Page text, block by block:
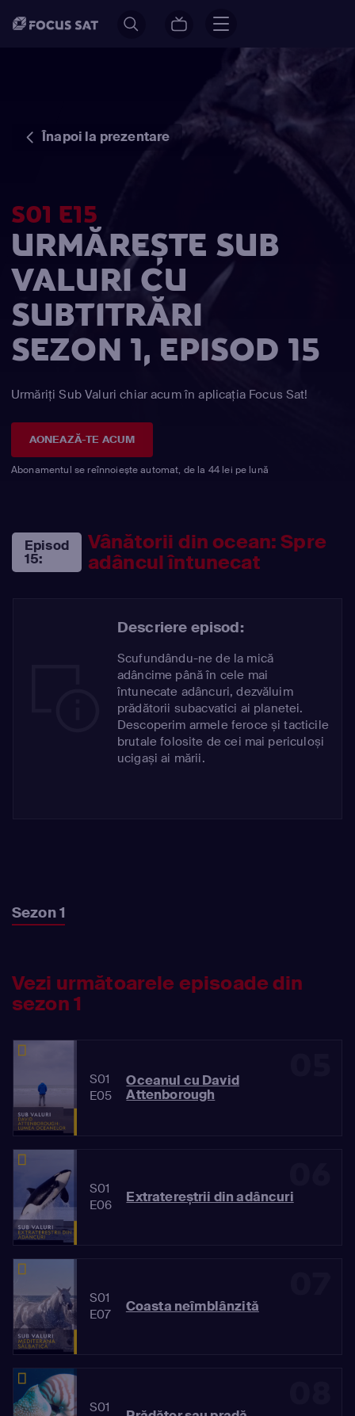
Înapoi la prezentare
S01 E15
URMĂREȘTE SUB
VALURI CU
SUBTITRĂRI
SEZON 1, EPISOD 15
Urmăriți Sub Valuri chiar acum în aplicația Focus Sat!
AONEAZĂ-TE ACUM
Abonamentul se reînnoiește automat, de la 44 lei pe lună
Episod
15:
Vânătorii din ocean: Spre
adâncul întunecat
Descriere episod:
Scufundându-ne de la mică
adâncime până în cele mai
întunecate adâncuri, dezvăluim
prădătorii subacvatici ai planetei.
Descoperim armele feroce și tacticile
brutale folosite de cei mai periculoși
ucigași ai mării.
Sezon 1
Vezi următoarele episoade din
sezon 1
S01
E05
Oceanul cu David
Attenborough
S01
E06
Extratereștrii din adâncuri
S01
E07
Coasta neîmblânzită
S01